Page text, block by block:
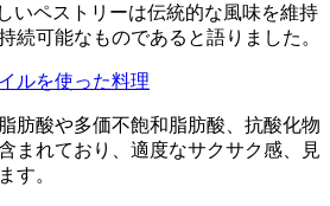
いペストリーは伝統的な風味を維持
続可能なものであると語りました。
ルを使った料理
肪酸や多価不飽和脂肪酸、抗酸化物
まれており、適度なサクサク感、見
す。